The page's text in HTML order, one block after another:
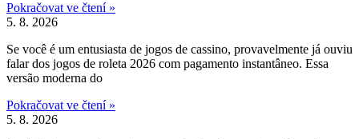
Pokračovat ve čtení »
5. 8. 2026
Se você é um entusiasta de jogos de cassino, provavelmente já ouviu
falar dos jogos de roleta 2026 com pagamento instantâneo. Essa
versão moderna do
Pokračovat ve čtení »
5. 8. 2026